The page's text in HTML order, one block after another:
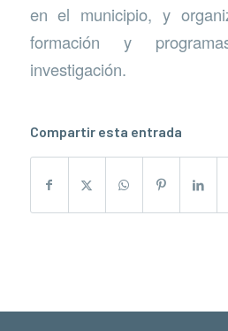
en el municipio, y
formación y
investigación.
Compartir esta entrada